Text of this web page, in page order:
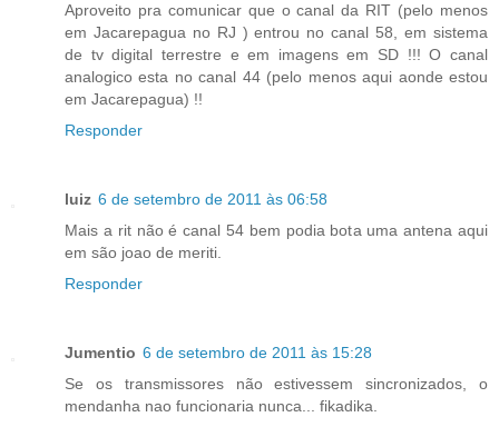
Aproveito pra comunicar que o canal da RIT (pelo menos
em Jacarepagua no RJ ) entrou no canal 58, em sistema
de tv digital terrestre e em imagens em SD !!! O canal
analogico esta no canal 44 (pelo menos aqui aonde estou
em Jacarepagua) !!
Responder
luiz 6 de setembro de 2011 às 06:58
Mais a rit não é canal 54 bem podia bota uma antena aqui
em são joao de meriti.
Responder
Jumentio 6 de setembro de 2011 às 15:28
Se os transmissores não estivessem sincronizados, o
mendanha nao funcionaria nunca... fikadika.